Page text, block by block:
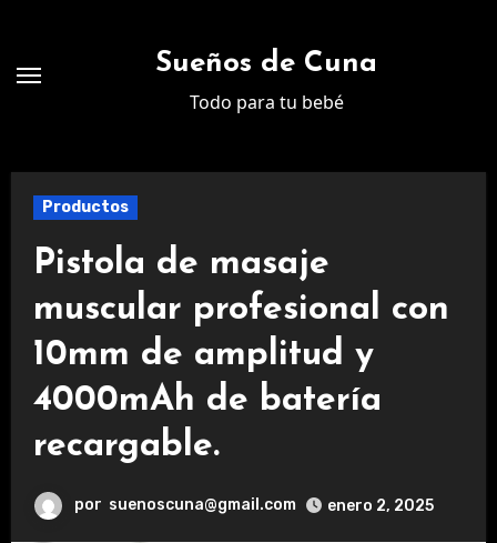
contenido
Sueños de Cuna
Todo para tu bebé
Productos
Pistola de masaje
muscular profesional con
10mm de amplitud y
4000mAh de batería
recargable.
por suenoscuna@gmail.com enero 2, 2025